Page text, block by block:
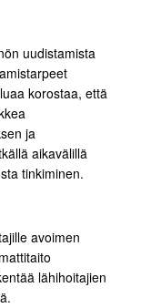
uudistamista
korostaa, että
ja
aikavälillä
tinkiminen.
avoimen
lähihoitajien